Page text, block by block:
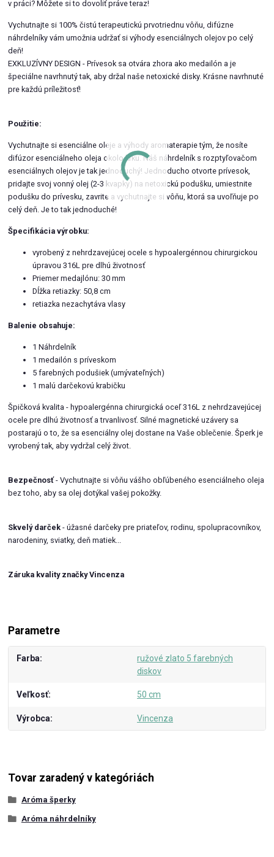
v práci? Môžete si to dovoliť práve teraz!
Vychutnajte si 100% čistú terapeutickú prvotriednu vôňu, difúzne
náhrdelníky vám umožnia udržať si výhody esenciálnych olejov po celý
deň!
EXKLUZÍVNY DESIGN - Prívesok sa otvára zhora ako medailón a je
špeciálne navrhnutý tak, aby držal naše netoxické disky. Krásne navrhnuté
pre každú príležitosť!
Použitie:
Vychutnajte si esenciálne oleje a výhody aromaterapie tým, že nosíte
difúzor esenciálneho oleja okolo krku. Náš náhrdelník s rozptyľovačom
esenciálnych olejov je tak jednoduchý! Jednoducho otvorte prívesok,
pridajte svoj vonný olej (2-3 kvapky) na netoxickú podušku, umiestnite
podušku do prívesku, zavrite a vychutnajte si vôňu, ktorá sa uvoľňuje po
celý deň. Je to tak jednoduché!
Špecifikácia výrobku:
vyrobený z nehrdzavejúcej ocele s hypoalergénnou chirurgickou
úpravou 316L pre dlhú životnosť
Priemer medajlónu: 30 mm
Dĺžka retiazky: 50,8 cm
retiazka nezachytáva vlasy
Balenie obsahuje:
1 Náhrdelník
1 medailón s príveskom
5 farebných podušiek (umývateľných)
1 malú darčekovú krabičku
Špičková kvalita - hypoalergénna chirurgická oceľ 316L z nehrdzavejúcej
ocele pre dlhú životnosť a trvanlivosť. Silné magnetické uzávery sa
postarajú o to, že sa esenciálny olej dostane na Vaše oblečenie. Šperk je
vyrobený tak, aby vydržal celý život.
Bezpečnosť- Vychutnajte si vôňu vášho obľúbeného esenciálneho oleja
bez toho, aby sa olej dotýkal vašej pokožky.
Skvelý darček - úžasné darčeky pre priateľov, rodinu, spolupracovníkov,
narodeniny, sviatky, deň matiek...
Záruka kvality značky Vincenza
Parametre
Farba
ružové zlato 5 farebných
diskov
Veľkosť 50 cm
Výrobca Vincenza
Tovar zaradený v kategóriách
Aróma šperky
Aróma náhrdelníky